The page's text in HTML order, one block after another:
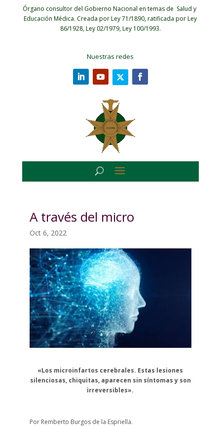
Órgano consultor del Gobierno Nacional en temas de Salud y
Educación Médica. Creada por Ley 71/1890, ratificada por Ley
86/1928, Ley 02/1979, Ley 100/1993.
Nuestras redes
A través del micro
Oct 6, 2022
«Los microinfartos cerebrales. Estas lesiones
silenciosas, chiquitas, aparecen sin síntomas y son
irreversibles».
Por Remberto Burgos de la Espriella.